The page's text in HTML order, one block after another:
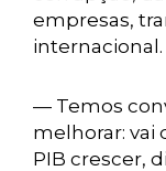
empresas,
internacional.
— Temos
melhorar: vai
PIB crescer,